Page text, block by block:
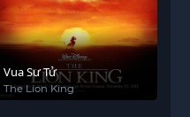
Vua Sư Tử
The Lion King